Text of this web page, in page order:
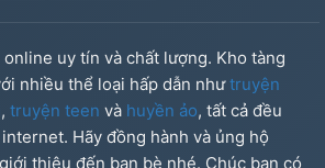
online uy tín và chất lượng. Kho tàng
nhiều thể loại hấp dẫn nhưtruyện
, truyện teen và huyền ảo, tất cả đều
Hãy đồng hành và ủng hộ
thiệu đến bạn bè nhé. Chúc bạn có